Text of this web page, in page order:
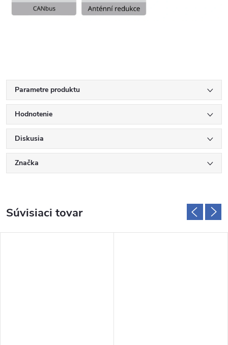
Parametre produktu
Hodnotenie
Diskusia
Značka
Súvisiaci tovar